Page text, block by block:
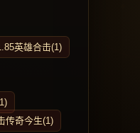
英雄合击(1)
传奇今生(1)